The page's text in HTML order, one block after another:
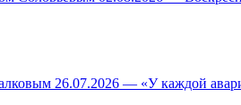
26.07.2026 — «У каждой